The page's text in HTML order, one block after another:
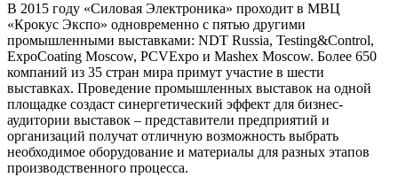
В 2015 году «Силовая Электроника» проходит в МВЦ
«Крокус Экспо» одновременно с пятью другими
промышленными выставками: NDT Russia, Testing&Control,
ExpoCoating Moscow, PCVExpo и Mashex Moscow. Более 650
компаний из 35 стран мира примут участие в шести
выставках. Проведение промышленных выставок на одной
площадке создаст синергетический эффект для бизнес-
аудитории выставок – представители предприятий и
организаций получат отличную возможность выбрать
необходимое оборудование и материалы для разных этапов
производственного процесса.